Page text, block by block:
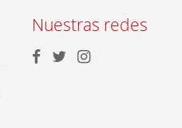
Nuestras redes